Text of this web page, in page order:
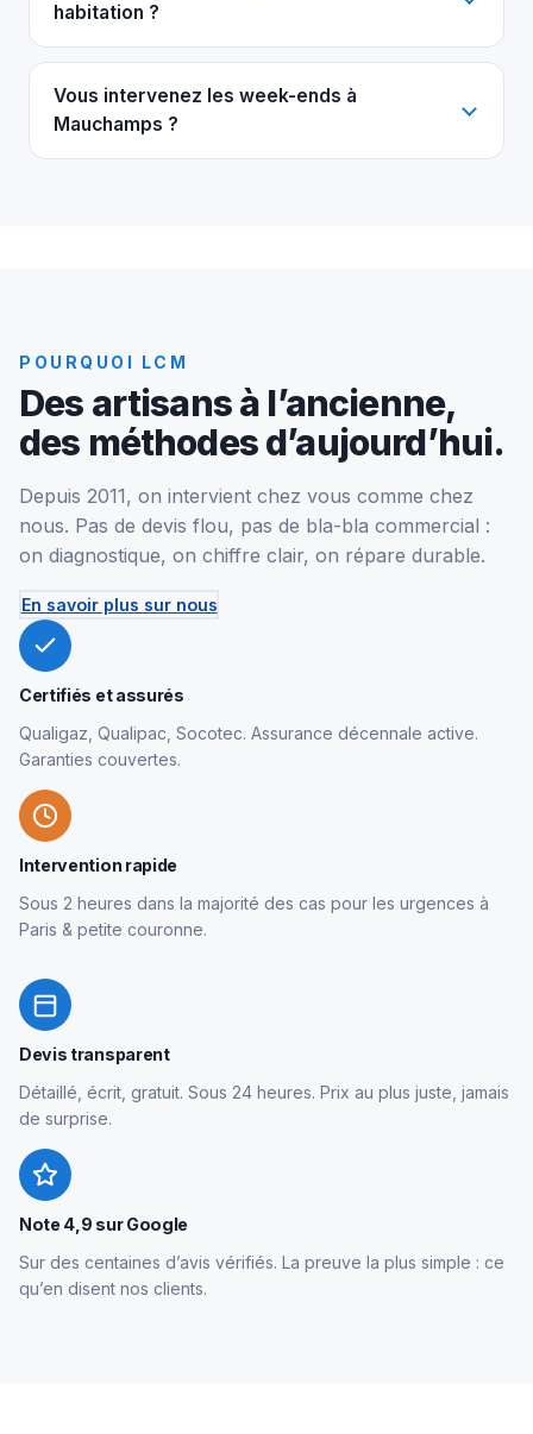
habitation ?
Vous intervenez les week-ends à
Mauchamps ?
POURQUOI LCM
Des artisans à l’ancienne,
des méthodes d’aujourd’hui.
Depuis 2011, on intervient chez vous comme chez
nous. Pas de devis flou, pas de bla-bla commercial :
on diagnostique, on chiffre clair, on répare durable.
En savoir plus sur nous
Certifiés et assurés
Qualigaz, Qualipac, Socotec. Assurance décennale active.
Garanties couvertes.
Intervention rapide
Sous 2 heures dans la majorité des cas pour les urgences à
Paris & petite couronne.
Devis transparent
Détaillé, écrit, gratuit. Sous 24 heures. Prix au plus juste, jamais
de surprise.
Note 4,9 sur Google
Sur des centaines d’avis vérifiés. La preuve la plus simple : ce
qu’en disent nos clients.